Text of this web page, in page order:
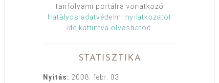
tanfolyami portálra vonatkozó
hatályos adatvédelmi nyilatkozatot
ide kattintva olvashatod
STATISZTIKA
Nyitás: 2008. febr. 03.